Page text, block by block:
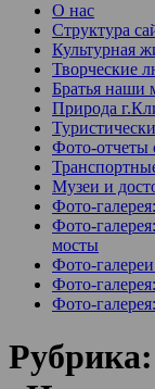
О нас
Структура
Культурная
Творческие
Братья наши
Природа
Фото-отчеты
Музеи и
Фото-
Фото-
мосты
Фото-
Фото-
Фото-
Рубрика: